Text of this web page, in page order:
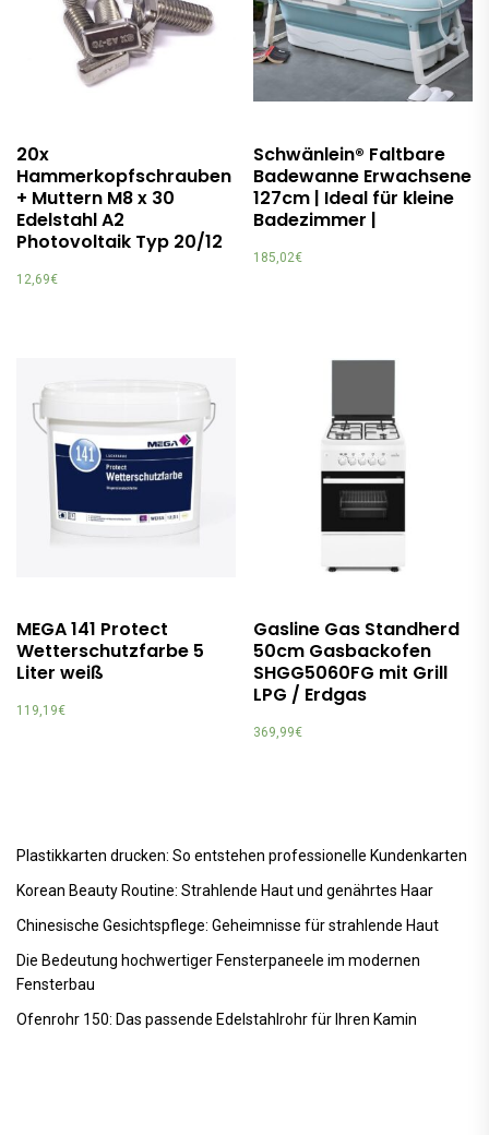
20x
Hammerkopfschrauben
+ Muttern M8 x 30
Edelstahl A2
Photovoltaik Typ 20/12
12,69€
Schwänlein® Faltbare
Badewanne Erwachsene
127cm | Ideal für kleine
Badezimmer |
185,02€
MEGA 141 Protect
Wetterschutzfarbe 5
Liter weiß
119,19€
Gasline Gas Standherd
50cm Gasbackofen
SHGG5060FG mit Grill
LPG / Erdgas
369,99€
Plastikkarten drucken: So entstehen professionelle Kundenkarten
Korean Beauty Routine: Strahlende Haut und genährtes Haar
Chinesische Gesichtspflege: Geheimnisse für strahlende Haut
Die Bedeutung hochwertiger Fensterpaneele im modernen
Fensterbau
Ofenrohr 150: Das passende Edelstahlrohr für Ihren Kamin